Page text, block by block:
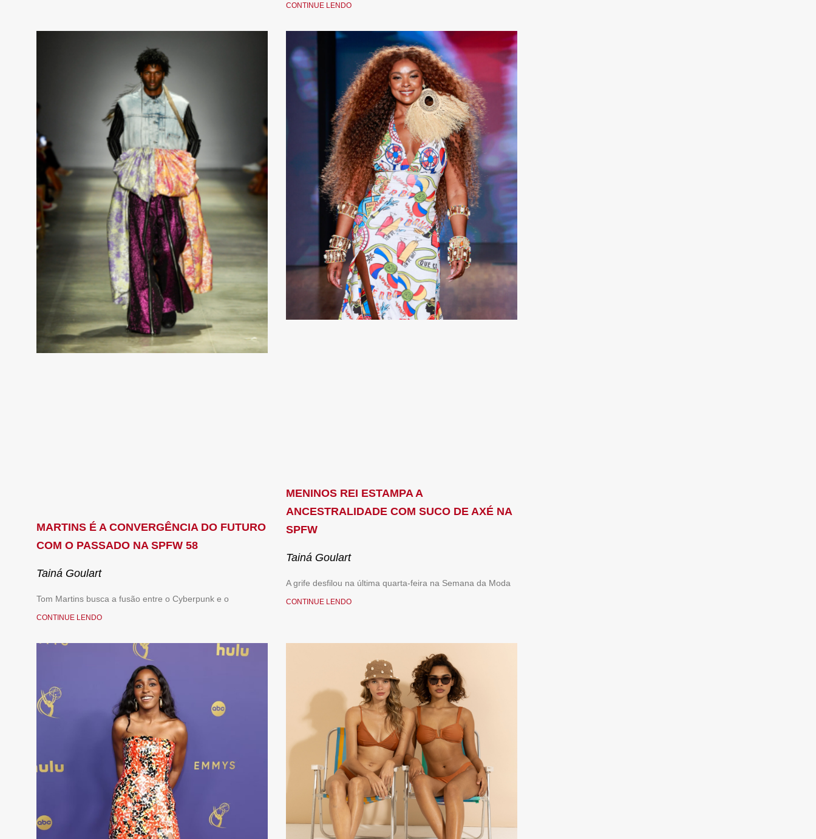
CONTINUE LENDO
MARTINS É A CONVERGÊNCIA DO FUTURO
COM O PASSADO NA SPFW 58
Tainá Goulart
Tom Martins busca a fusão entre o Cyberpunk e o
CONTINUE LENDO
MENINOS REI ESTAMPA A
ANCESTRALIDADE COM SUCO DE AXÉ NA
SPFW
Tainá Goulart
A grife desfilou na última quarta-feira na Semana da Moda
CONTINUE LENDO